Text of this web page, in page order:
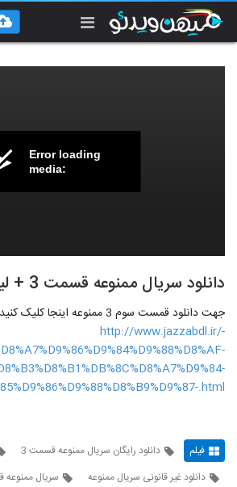
Error loading
media:
دانلود سریال ممنوعه قسمت 3 + لینک دانلود
جهت دانلود قمست سوم 3 ممنوعه اینجا کلیک کنید->>
http://www.jazzabdl.ir/-
.html
فیلم دانلود رایگان سریال ممنوعه قسمت 3
دانلود غیر قانونی سریال ممنوعه
سريال ممنوعه